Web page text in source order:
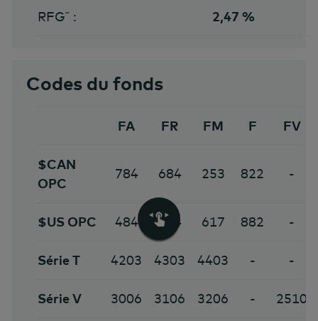
RFG˜ : 2,47 %
Codes du fonds
FA FR FM F FV
$CAN
OPC
784 684 253 822 -
$US OPC 484 584 617 882 -
Série T 4203 4303 4403 - -
Série V 3006 3106 3206 - 2510